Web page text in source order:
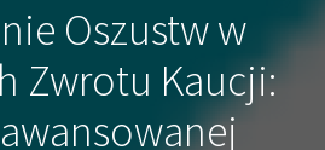
Oszustw w
Zwrotu Kaucji: